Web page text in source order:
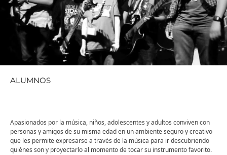
ALUMNOS
Apasionados por la música, niños, adolescentes y adultos conviven con
personas y amigos de su misma edad en un ambiente seguro y creativo
que les permite expresarse a través de la música para ir descubriendo
quiénes son y proyectarlo al momento de tocar su instrumento favorito.